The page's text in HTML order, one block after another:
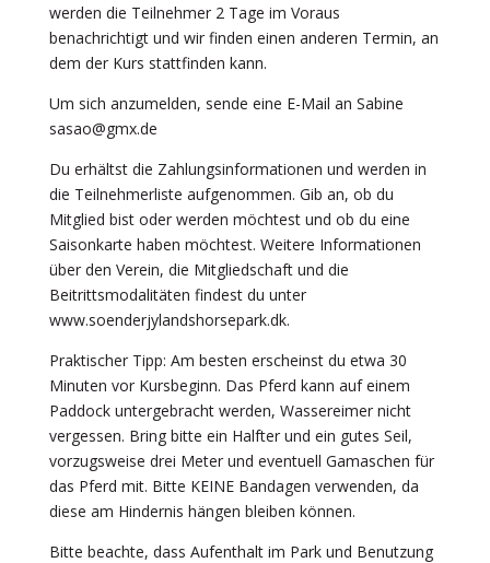
werden die Teilnehmer 2 Tage im Voraus
benachrichtigt und wir finden einen anderen Termin, an
dem der Kurs stattfinden kann.
Um sich anzumelden, sende eine E-Mail an Sabine
sasao@gmx.de
Du erhältst die Zahlungsinformationen und werden in
die Teilnehmerliste aufgenommen. Gib an, ob du
Mitglied bist oder werden möchtest und ob du eine
Saisonkarte haben möchtest. Weitere Informationen
über den Verein, die Mitgliedschaft und die
Beitrittsmodalitäten findest du unter
www.soenderjylandshorsepark.dk.
Praktischer Tipp: Am besten erscheinst du etwa 30
Minuten vor Kursbeginn. Das Pferd kann auf einem
Paddock untergebracht werden, Wassereimer nicht
vergessen. Bring bitte ein Halfter und ein gutes Seil,
vorzugsweise drei Meter und eventuell Gamaschen für
das Pferd mit. Bitte KEINE Bandagen verwenden, da
diese am Hindernis hängen bleiben können.
Bitte beachte, dass Aufenthalt im Park und Benutzung